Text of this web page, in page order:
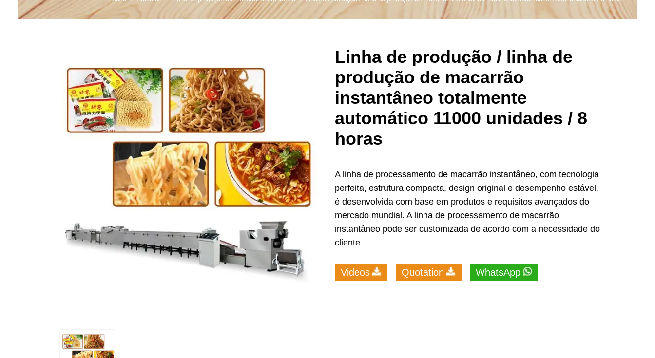
de milho
Linha de produção de
salgadinhos
Linha de Produção de
Barras de Cereais
Linha de produção de
biscoitos
Textured Protein Production
Line
modified starch production
line
Microwave Sterilization
Equipment
Industrial Defrosting
Equipment
Linha de produção / linha de
produção de macarrão
instantâneo totalmente
automático 11000 unidades / 8
horas
A linha de processamento de macarrão instantâneo, com tecnologia
perfeita, estrutura compacta, design original e desempenho estável,
é desenvolvida com base em produtos e requisitos avançados do
mercado mundial. A linha de processamento de macarrão
instantâneo pode ser customizada de acordo com a necessidade do
cliente.
Videos Quotation WhatsApp